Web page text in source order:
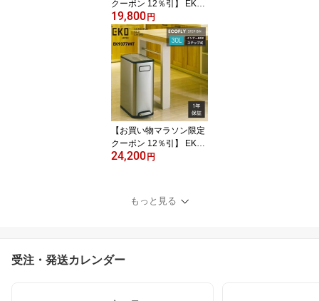
クーポン 12％引】 EKO
ゴミ箱 20L 20リットル E
K9377 ペダル 足踏み 大
容量 スリム ステンレス
縦型 縦 両開き ふた付き
エコフライ ステップビン
おしゃれ ダストボックス
19,800円
【お買い物マラソン限定
クーポン 12％引】 EKO
ゴミ箱 30L 30リットル E
縦型 縦 ワイド ふた付き
エコフライ ステップビン
24,200円
もっと見る
受注・発送カレンダー